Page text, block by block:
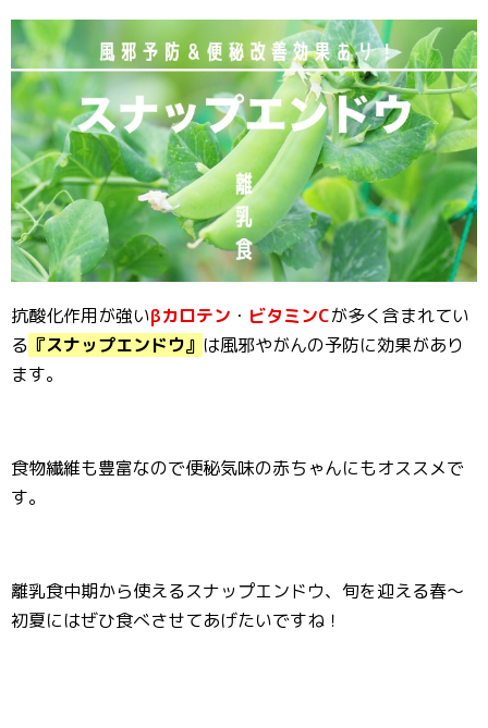
抗酸化作用が強いβカロテン ・ ビタミンCが多く含まれてい
る 『スナップエンドウ』 は風邪やがんの予防に効果があり
ます。
食物繊維も豊富なので便秘気味の赤ちゃんにもオススメで
す。
離乳食中期から使えるスナップエンドウ、旬を迎える春〜
初夏にはぜひ食べさせてあげたいですね！